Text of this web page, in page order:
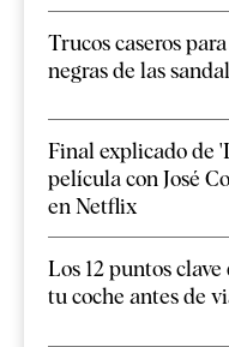
Trucos caseros
negras de las
Final explicado de
película con José
en Netflix
Los 12 puntos
tu coche antes de